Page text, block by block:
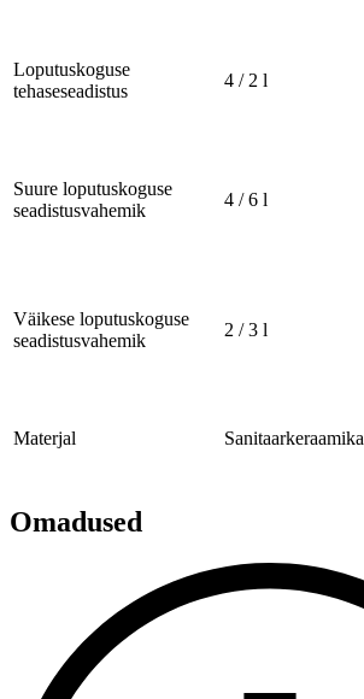
Loputuskoguse
tehaseseadistus
4 / 2 l
Suure loputuskoguse
seadistusvahemik
4 / 6 l
Väikese loputuskoguse
seadistusvahemik
2 / 3 l
Materjal Sanitaarkeraamika
Omadused